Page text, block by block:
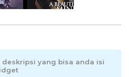
yang bisa anda isi